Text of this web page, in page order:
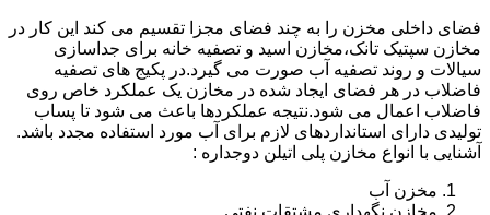
فضای داخلی مخزن را به چند فضای مجزا تقسیم می کند این کار در
مخازن سپتیک تانک،مخازن اسید و تصفیه خانه برای جداسازی
سیالات و روند تصفیه آب صورت می گیرد.در پکیج های تصفیه
فاضلاب در هر فضای ایجاد شده در مخازن یک عملکرد خاص روی
فاضلاب اعمال می شود.نتیجه عملکردها باعث می شود تا پساب
تولیدی دارای استانداردهای لازم برای آب مورد استفاده مجدد باشد.
آشنایی با انواع مخازن پلی اتیلن دوجداره :
مخزن آب
مخازن نگهداری مشتقات نفتی